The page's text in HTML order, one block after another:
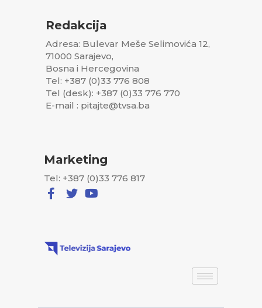
Redakcija
Adresa: Bulevar Meše Selimovića 12,
71000 Sarajevo,
Bosna i Hercegovina
Tel: +387 (0)33 776 808
Tel (desk): +387 (0)33 776 770
E-mail : pitajte@tvsa.ba
Marketing
Tel: +387 (0)33 776 817